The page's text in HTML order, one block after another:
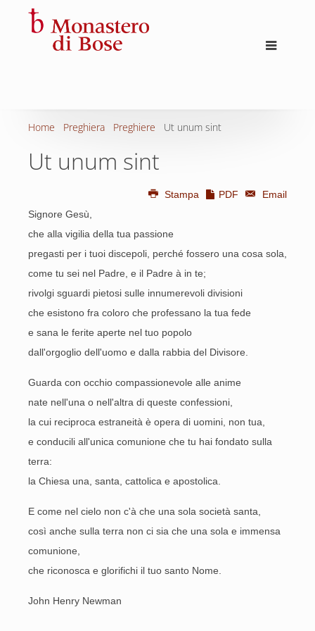
Home Preghiera Preghiere Ut unum sint
Ut unum sint
Stampa PDF
Email
Signore Gesù,
che alla vigilia della tua passione
pregasti per i tuoi discepoli, perché fossero una cosa sola,
come tu sei nel Padre, e il Padre à in te;
rivolgi sguardi pietosi sulle innumerevoli divisioni
che esistono fra coloro che professano la tua fede
e sana le ferite aperte nel tuo popolo
dall'orgoglio dell'uomo e dalla rabbia del Divisore.
Guarda con occhio compassionevole alle anime
nate nell'una o nell'altra di queste confessioni,
la cui reciproca estraneità è opera di uomini, non tua,
e conducili all'unica comunione che tu hai fondato sulla
terra:
la Chiesa una, santa, cattolica e apostolica.
E come nel cielo non c'à che una sola società santa,
così anche sulla terra non ci sia che una sola e immensa
comunione,
che riconosca e glorifichi il tuo santo Nome.
John Henry Newman